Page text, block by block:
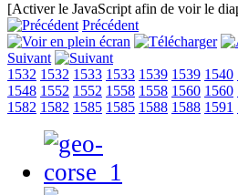
[Activer le JavaScript afin de voir le
Précédent
Suivant
1532 1532 1533 1533 1539 1539 1540
1548 1552 1552 1558 1558 1560 1560
1582 1582 1585 1585 1588 1588 1591